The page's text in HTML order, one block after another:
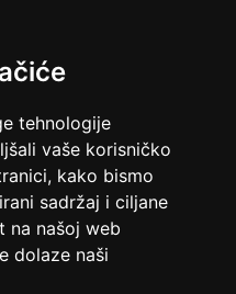
tehnologije
vaše korisničko
kako bismo
sadržaj i ciljane
na našoj web
dolaze naši